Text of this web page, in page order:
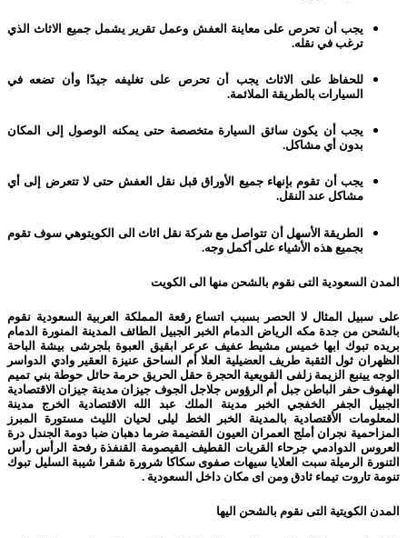
يجب أن تحرص على معاينة العفش وعمل تقرير يشمل جميع الاثاث الذي
ترغب في نقله.
للحفاظ على الاثاث يجب أن تحرص على تغليفه جيدًا وأن تضعه في
السيارات بالطريقة الملائمة.
يجب أن يكون سائق السيارة متخصصة حتى يمكنه الوصول إلى المكان
بدون أي مشاكل.
يجب أن تقوم بإنهاء جميع الأوراق قبل نقل العفش حتى لا تتعرض إلى أي
مشاكل عند النقل.
الطريقة الأسهل أن تتواصل مع شركة نقل اثاث الى الكويتوهي سوف تقوم
بجميع هذه الأشياء على أكمل وجه.
المدن السعودية التى نقوم بالشحن منها الى الكويت
على سبيل المثال لا الحصر بسبب اتساع رقعة المملكة العربية السعودية نقوم
بالشحن من جدة مكه الرياض الدمام الخبر الجبيل الطائف المدينة المنورة الدمام
بريده تبوك ابها خميس مشيط عفيف عرعر ابقيق العبوة بلجرشى بيشة الباحة
الظهران ثول الثقبة طريف العضيلية العلا أم الساحق عنيزة العقير وادي الدواسر
الوجه يينبع الزيمة زلفى القويعية الحجرة حقل الحريق حرمة حائل حوطة بني تميم
الهفوف حفر الباطن جبل أم الرؤوس جلاجل الجوف جيزان مدينة جيزان الاقتصادية
الجبيل الجفر الخفجي الخبر مدينة الملك عبد الله الاقتصادية الخرج مدينة
المعلومات الأقتصادية بالمدينة الخبر الخط ليلى لحيان الليث مستورة المبرز
المزاحمية نجران أملج العمران العيون القضيمة ضرما دهبان ضبا دومة الجندل درة
العروس الدوادمي جرحاء القريات القطيف القيصومة القنفذة رفحة الرأس رأس
التنورة الرميلة سبت العلايا سيهات صفوى سكاكا شرورة شقرا شيبة السليل تبوك
تنومة تاروت تيماء ثادق ومن اى مكان داخل السعودية .
المدن الكويتية التى نقوم بالشحن اليها